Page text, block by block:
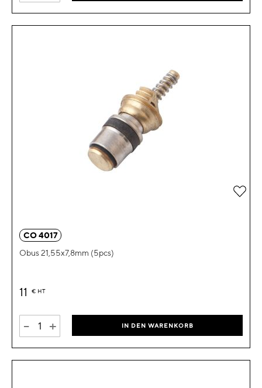
CO 4017
Obus 21,55x7,8mm (5pcs)
11 € HT
- + IN DEN WARENKORB
Zur